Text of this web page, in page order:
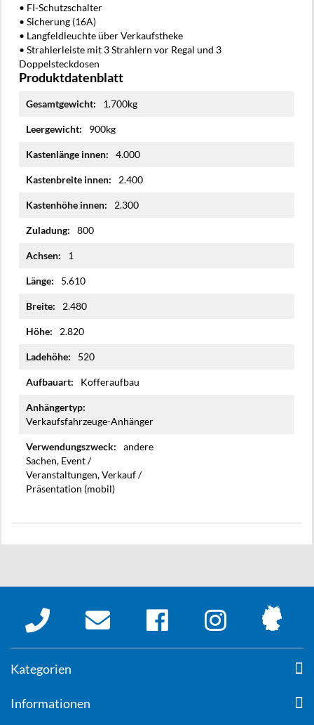
• FI-Schutzschalter
• Sicherung (16A)
• Langfeldleuchte über Verkaufstheke
• Strahlerleiste mit 3 Strahlern vor Regal und 3
Doppelsteckdosen
Produktdatenblatt
Informationen
1.700kg
900kg
4.000
2.400
2.300
800
1
5.610
2.480
2.820
520
Kofferaufbau
Verkaufsfahrzeuge-Anhänger
andere
Sachen, Event /
Veranstaltungen, Verkauf /
Präsentation (mobil)
Kategorien
Informationen